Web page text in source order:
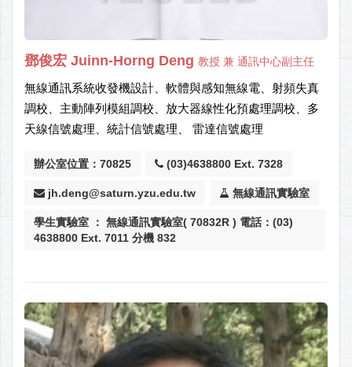
鄧俊宏 Juinn-Horng Deng 教授 兼 通訊中心副主任
無線通訊系統收發機設計、軟體與感知無線電、射頻失真
調校、主動陣列模組調校、放大器線性化預處理調校、多
天線信號處理、統計信號處理、 雷達信號處理
辦公室位置：70825 (03)4638800 Ext. 7328
jh.deng@saturn.yzu.edu.tw 無線通訊實驗室
學生實驗室 ： 無線通訊實驗室( 70832R ) 電話：(03)
4638800 Ext. 7011 分機 832